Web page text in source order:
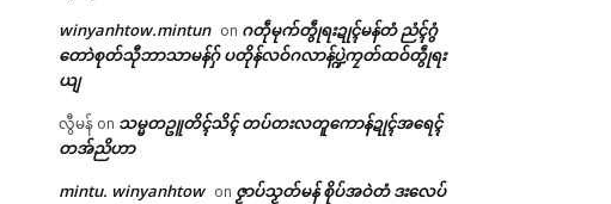
winyanhtow.mintun on ဂတဵုမုက်တွဵုရးဍုၚ်မန်တံ ညံၚ်ဂွံ
တောဲစုတ်သီုဘာသာမန်ဂှ် ပတိုန်လဝ်ဂလာန်ပ္ဍဲကၠတ်ထဝ်တွဵုရး
ယျ
လွီမန် on သမ္မတဥူတိၚ်သိၚ် တပ်တးလတူကောန်ဍုၚ်အရေၚ်
တအ်ညိဟာ
mintu. winyanhtow on ဇၟာပ်သၟတ်မန် စိုပ်အဝဲတံ ဒးလေပ်